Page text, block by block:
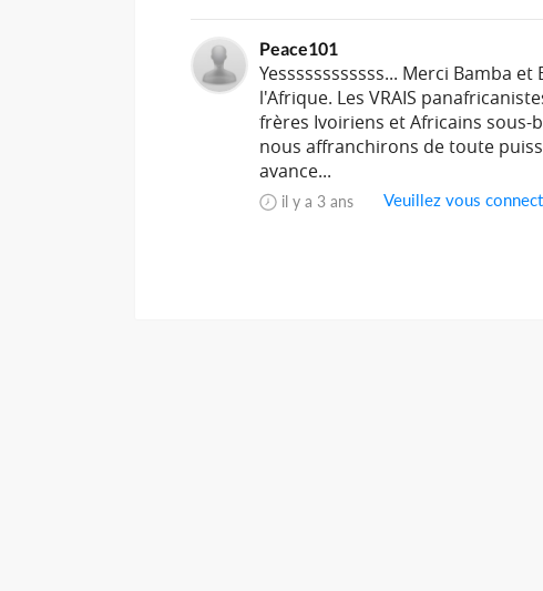
Peace101
Yessssssssssss... Merci Bamba
l'Afrique. Les VRAIS
frères Ivoiriens et Africains sous-
nous affranchirons de toute
avance...
il y a 3 ans Veuillez vous